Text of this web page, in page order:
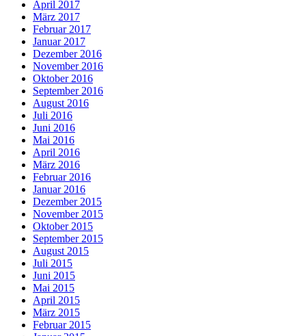
April 2017
März 2017
Februar 2017
Januar 2017
Dezember 2016
November 2016
Oktober 2016
September 2016
August 2016
Juli 2016
Juni 2016
Mai 2016
April 2016
März 2016
Februar 2016
Januar 2016
Dezember 2015
November 2015
Oktober 2015
September 2015
August 2015
Juli 2015
Juni 2015
Mai 2015
April 2015
März 2015
Februar 2015